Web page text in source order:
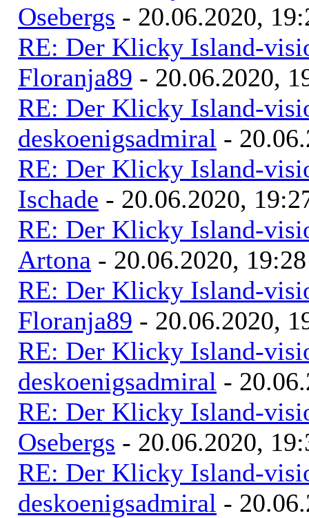
Osebergs - 20.06.2020,
RE: Der Klicky Island-
Floranja89 - 20.06.2020,
RE: Der Klicky Island-
deskoenigsadmiral -
RE: Der Klicky Island-
Ischade - 20.06.2020,
RE: Der Klicky Island-
Artona - 20.06.2020, 19:28
RE: Der Klicky Island-
Floranja89 - 20.06.2020,
RE: Der Klicky Island-
deskoenigsadmiral -
RE: Der Klicky Island-
Osebergs - 20.06.2020,
RE: Der Klicky Island-
deskoenigsadmiral -